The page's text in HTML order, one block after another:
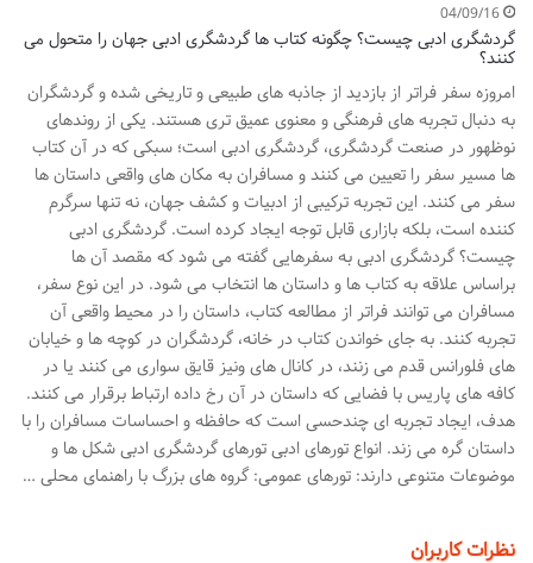
04/09/16
گردشگری ادبی چیست؟ چگونه کتاب ها گردشگری ادبی جهان را متحول می
کنند؟
امروزه سفر فراتر از بازدید از جاذبه های طبیعی و تاریخی شده و گردشگران
به دنبال تجربه های فرهنگی و معنوی عمیق تری هستند. یکی از روندهای
نوظهور در صنعت گردشگری، گردشگری ادبی است؛ سبکی که در آن کتاب
ها مسیر سفر را تعیین می کنند و مسافران به مکان های واقعی داستان ها
سفر می کنند. این تجربه ترکیبی از ادبیات و کشف جهان، نه تنها سرگرم
کننده است، بلکه بازاری قابل توجه ایجاد کرده است. گردشگری ادبی
چیست؟ گردشگری ادبی به سفرهایی گفته می شود که مقصد آن ها
براساس علاقه به کتاب ها و داستان ها انتخاب می شود. در این نوع سفر،
مسافران می توانند فراتر از مطالعه کتاب، داستان را در محیط واقعی آن
تجربه کنند. به جای خواندن کتاب در خانه، گردشگران در کوچه ها و خیابان
های فلورانس قدم می زنند، در کانال های ونیز قایق سواری می کنند یا در
کافه های پاریس با فضایی که داستان در آن رخ داده ارتباط برقرار می کنند.
هدف، ایجاد تجربه ای چندحسی است که حافظه و احساسات مسافران را با
داستان گره می زند. انواع تورهای ادبی تورهای گردشگری ادبی شکل ها و
موضوعات متنوعی دارند: تورهای عمومی: گروه های بزرگ با راهنمای محلی …
نظرات کاربران